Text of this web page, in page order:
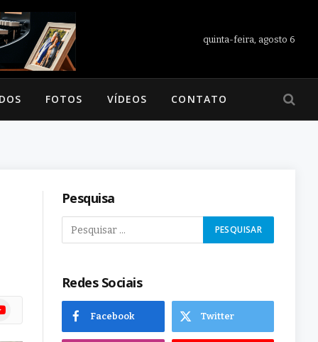
quinta-feira, agosto 6
FOTOS VÍDEOS CONTATO
Pesquisa
Redes Sociais
Facebook Twitter